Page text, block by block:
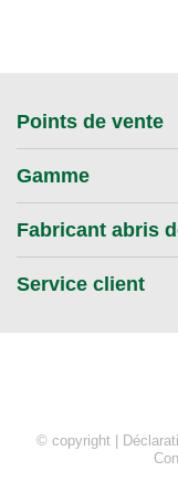
Points de vente
Gamme
Fabricant abris
Service client
© copyright |